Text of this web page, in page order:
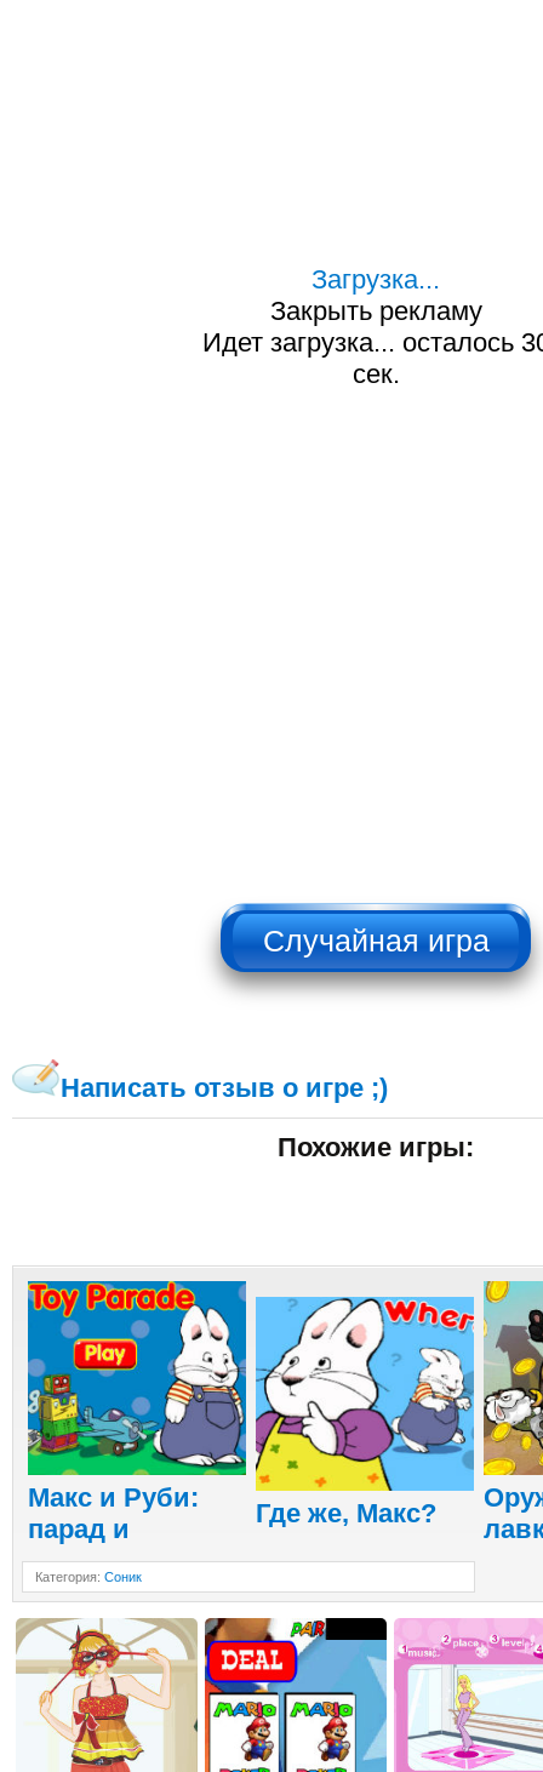
Загрузка...
Закрыть рекламу
Идет загрузка... осталось
сек.
НЕ НАЖИМАТЬ!!!
Написать отзыв о игре ;)
Похожие игры:
Макс и Руби:
парад и
Где же, Макс?
Категория: Соник